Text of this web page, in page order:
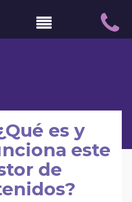
es y
este
de